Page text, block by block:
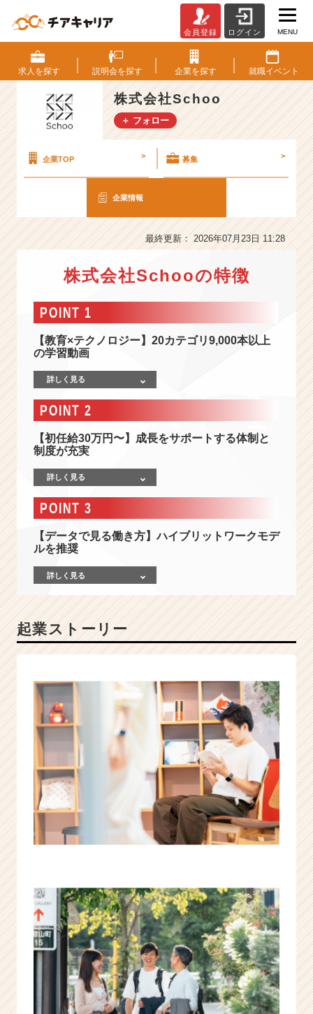
式
会
社
S
c
h
o
社
証
グ
ロ
市
×
ク
ノ
T
e
h
場
チ
ャ
|
ベ
ン
チ
ャ
ー・
成
か
ら
ウ
ト
が
届
く
就
活
サ
イ
会員登録 ログイン MENU
求人を探す 説明会を探す 企業を探す 就職イベント
株式会社Schoo
＋ フォロー
企業TOP > 募集 >
企業情報
最終更新： 2026年07月23日 11:28
株式会社Schooの特徴
POINT 1
【教育×テクノロジー】20カテゴリ9,000本以上
の学習動画
詳しく見る
POINT 2
【初任給30万円〜】成長をサポートする体制と
制度が充実
詳しく見る
POINT 3
【データで見る働き方】ハイブリットワークモデ
ルを推奨
詳しく見る
起業ストーリー